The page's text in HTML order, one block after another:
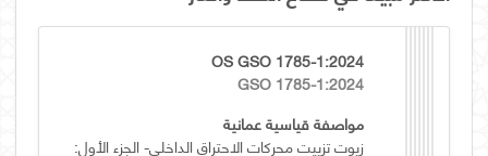
OS GSO 1785-1:2024
GSO 1785-1:2024
مواصفة قياسية عمانية
زيوت تزييت محركات الاحتراق الداخلي- الجزء الأول: